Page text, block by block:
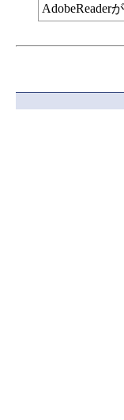
AdobeReader